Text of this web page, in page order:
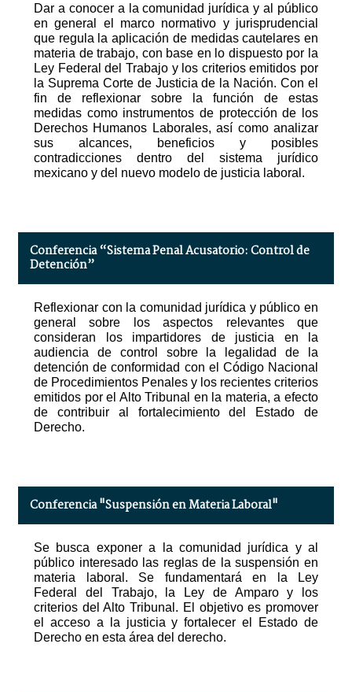
Dar a conocer a la comunidad jurídica y al público
en general el marco normativo y jurisprudencial
que regula la aplicación de medidas cautelares en
materia de trabajo, con base en lo dispuesto por la
Ley Federal del Trabajo y los criterios emitidos por
la Suprema Corte de Justicia de la Nación. Con el
fin de reflexionar sobre la función de estas
medidas como instrumentos de protección de los
Derechos Humanos Laborales, así como analizar
sus alcances, beneficios y posibles
contradicciones dentro del sistema jurídico
mexicano y del nuevo modelo de justicia laboral.
Conferencia “Sistema Penal Acusatorio: Control de
Detención”
Reflexionar con la comunidad jurídica y público en
general sobre los aspectos relevantes que
consideran los impartidores de justicia en la
audiencia de control sobre la legalidad de la
detención de conformidad con el Código Nacional
de Procedimientos Penales y los recientes criterios
emitidos por el Alto Tribunal en la materia, a efecto
de contribuir al fortalecimiento del Estado de
Derecho.
Conferencia "Suspensión en Materia Laboral"
Se busca exponer a la comunidad jurídica y al
público interesado las reglas de la suspensión en
materia laboral. Se fundamentará en la Ley
Federal del Trabajo, la Ley de Amparo y los
criterios del Alto Tribunal. El objetivo es promover
el acceso a la justicia y fortalecer el Estado de
Derecho en esta área del derecho.